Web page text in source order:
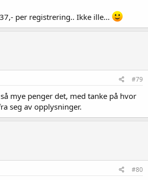
per registrering.. Ikke ille...
#79
mye penger det, med tanke på hvor
seg av opplysninger.
#80